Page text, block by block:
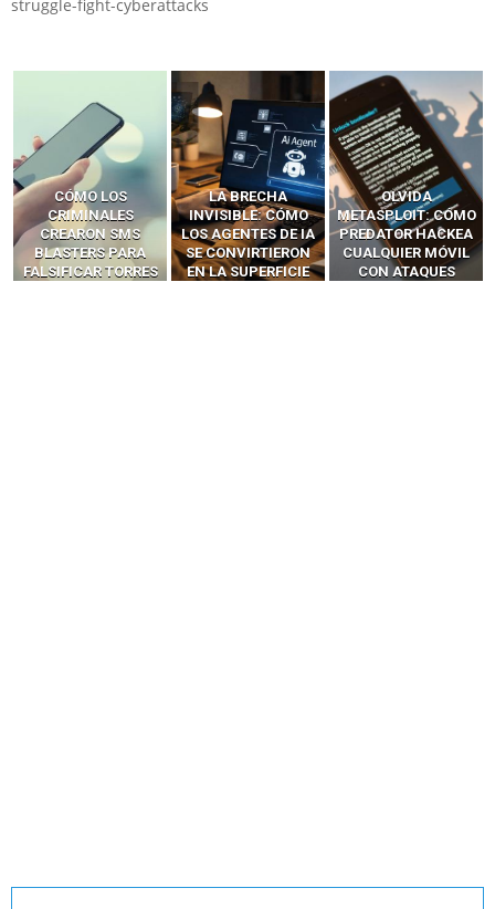
struggle-fight-cyberattacks
LA BRECHA
INVISIBLE: CÓMO
LOS AGENTES DE IA
SE CONVIRTIERON
EN LA SUPERFICIE
OLVIDA
METASPLOIT: CÓMO
PREDATOR HACKEA
CUALQUIER MÓVIL
CON ATAQUES
CÓMO LOS HACKERS
INTERCEPTAN OTPS
Y LLAMADAS
MÓVILES SIN
‘HACKEAR’ — EL